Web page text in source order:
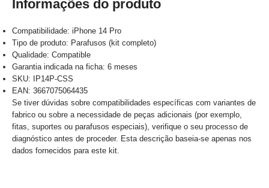
Informações do produto
Compatibilidade: iPhone 14 Pro
Tipo de produto: Parafusos (kit completo)
Qualidade: Compatible
Garantia indicada na ficha: 6 meses
SKU: IP14P-CSS
EAN: 3667075064435
Se tiver dúvidas sobre compatibilidades específicas com variantes de
fabrico ou sobre a necessidade de peças adicionais (por exemplo,
fitas, suportes ou parafusos especiais), verifique o seu processo de
diagnóstico antes de proceder. Esta descrição baseia-se apenas nos
dados fornecidos para este kit.